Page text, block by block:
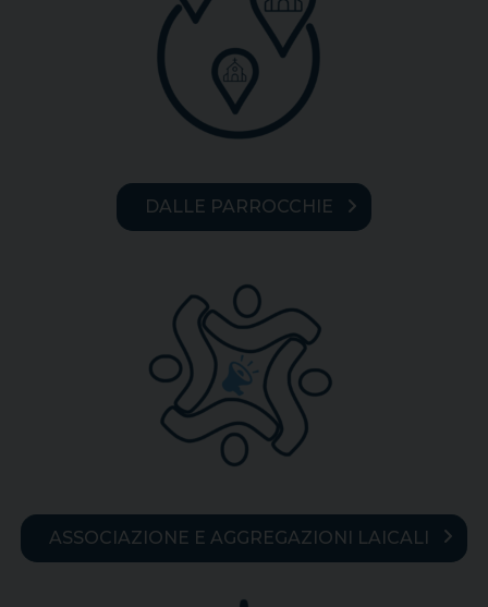
DALLE PARROCCHIE
ASSOCIAZIONE E AGGREGAZIONI LAICALI